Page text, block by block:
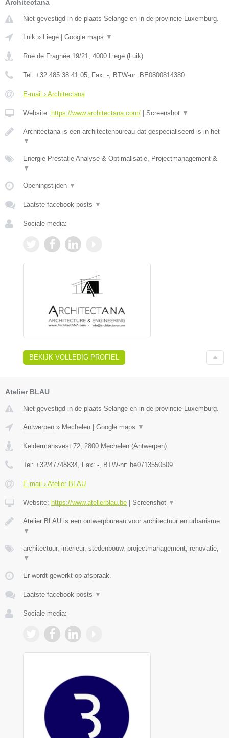
Architectana
Niet gevestigd in de plaats Selange en in de provincie Luxemburg.
Luik » Liege Google maps ▼
Rue de Fragnée 19/21, 4000 Liege (Luik)
Tel: +32 485 38 41 05, Fax: -, BTW-nr: BE0800814380
E-mail › Architectana
Website: https://www.architectana.com/ Screenshot ▼
Architectana is een architectenbureau dat gespecialiseerd is in het
▼
Energie Prestatie Analyse & Optimalisatie, Projectmanagement &
▼
Openingstijden ▼
Laatste facebook posts ▼
Sociale media:
BEKIJK VOLLEDIG PROFIEL
Atelier BLAU
Niet gevestigd in de plaats Selange en in de provincie Luxemburg.
Antwerpen » Mechelen Google maps ▼
Keldermansvest 72, 2800 Mechelen (Antwerpen)
Tel: +32/47748834, Fax: -, BTW-nr: be0713550509
E-mail › Atelier BLAU
Website: https://www.atelierblau.be Screenshot ▼
Atelier BLAU is een ontwerpbureau voor architectuur en urbanisme
▼
architectuur, interieur, stedenbouw, projectmanagement, renovatie,
▼
Er wordt gewerkt op afspraak.
Laatste facebook posts ▼
Sociale media: